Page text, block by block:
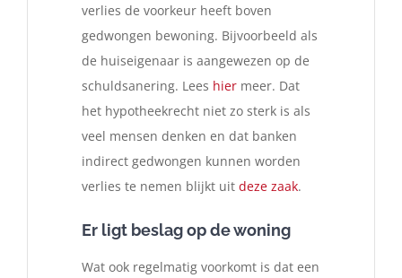
verlies de voorkeur heeft boven
gedwongen bewoning. Bijvoorbeeld als
de huiseigenaar is aangewezen op de
schuldsanering. Lees hiermeer. Dat
het hypotheekrecht niet zo sterk is als
veel mensen denken en dat banken
indirect gedwongen kunnen worden
verlies te nemen blijkt uit deze zaak.
Er ligt beslag op de woning
Wat ook regelmatig voorkomt is dat een